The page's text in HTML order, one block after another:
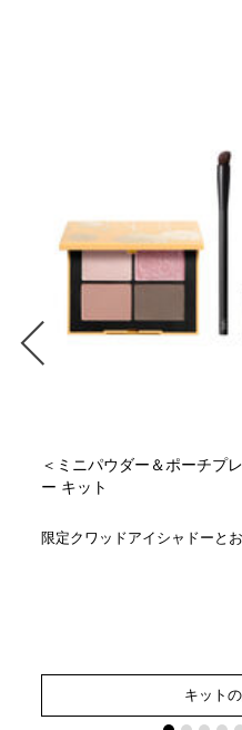
＜ミニパウダー＆ポーチプ
ー キット
限定クワッドアイシャドーと
キット